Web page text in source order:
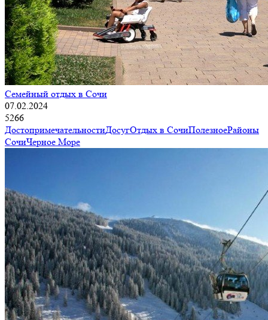
Семейный отдых в Сочи
07.02.2024
5266
ДостопримечательностиДосугОтдых в СочиПолезноеРайоны
СочиЧерное Море